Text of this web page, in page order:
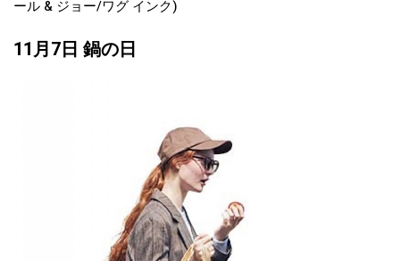
ール & ジョー/ワグ インク)
11月7日 鍋の日